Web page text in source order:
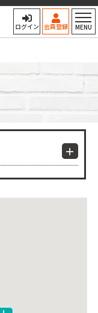
栃木不動産情報ナビ
ログイン 会員登録 MENU